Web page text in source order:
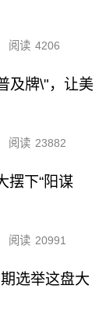
阅读 4206
及牌\"，让美
阅读 23882
摆下“阳谋
阅读 20991
选举这盘大